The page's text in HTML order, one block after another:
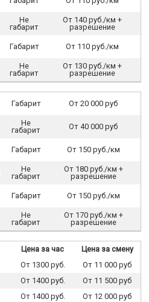
Не
габарит
От 140 руб./км +
разрешение
Габарит От 110 руб./км
Не
габарит
От 130 руб./км +
разрешение
Габарит От 20 000 руб
Не
габарит
От 40 000 руб
Габарит От 150 руб./км
Не
габарит
От 180 руб./км +
разрешение
Габарит От 150 руб./км
Не
габарит
От 170 руб./км +
разрешение
Цена за час
Цена за смену
От 1300 руб.
От 11 000 руб
От 1400 руб.
От 11 500 руб
От 1400 руб. От 12 000 руб